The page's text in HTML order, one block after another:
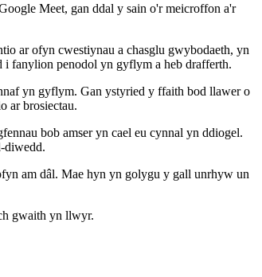
Meet, gan ddal y sain o'r meicroffon a'r
ar ofyn cwestiynau a chasglu gwybodaeth, yn
i fanylion penodol yn gyflym a heb drafferth.
yn gyflym. Gan ystyried y ffaith bod llawer o
ar brosiectau.
bob amser yn cael eu cynnal yn ddiogel.
diwedd.
am dâl. Mae hyn yn golygu y gall unrhyw un
gwaith yn llwyr.